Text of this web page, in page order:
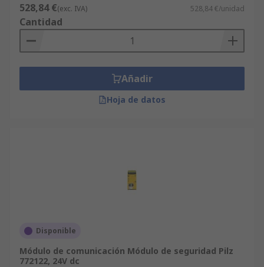
528,84 €(exc. IVA) 528,84 €/unidad
Cantidad
Añadir
Hoja de datos
Disponible
Módulo de comunicación Módulo de seguridad Pilz
772122, 24V dc